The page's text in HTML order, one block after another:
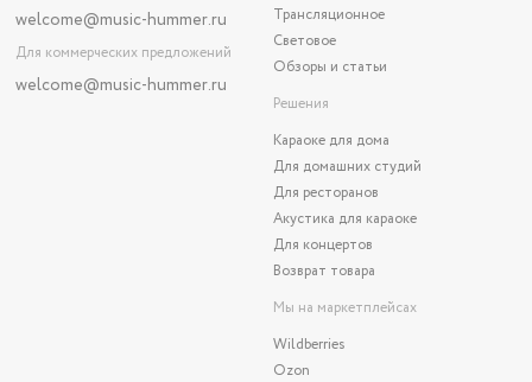
welcome@music-hummer.ru
Для коммерческих предложений
welcome@music-hummer.ru
Трансляционное
Световое
Обзоры и статьи
Решения
Караоке для дома
Для домашних студий
Для ресторанов
Акустика для караоке
Для концертов
Возврат товара
Мы на маркетплейсах
Wildberries
Ozon